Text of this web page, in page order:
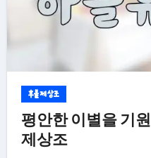
후불제상조
평안한 이별을 기
제상조